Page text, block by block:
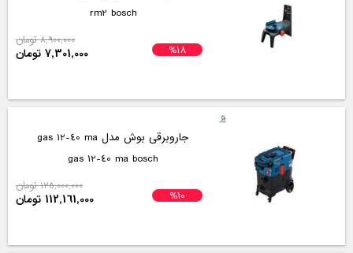
rm2 bosch
%18
8,900,000 تومان
7,301,000 تومان
جاروبرقی بوش مدل gas 12-40 ma
gas 12-40 ma bosch
%10
125,000,000 تومان
112,161,000 تومان